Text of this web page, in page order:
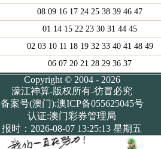
08 09 16 17 24 25 38 39 46 47
01 14 15 22 23 30 31 44 45
02 03 10 11 18 19 32 33 40 41 48 49
06 07 20 21 28 29 36 37
Copyright © 2004 - 2026
濠江神算-版权所有-彷冒必究
备案号(澳门):澳ICP备055625045号
认证:澳门彩券管理局
报时：2026-08-07 13:25:13 星期五